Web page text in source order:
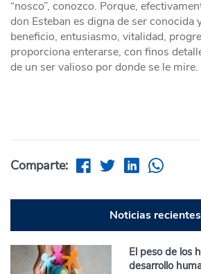
“nosco”, conozco. Porque,
don Esteban es digna de ser conocida
beneficio, entusiasmo, vitalidad,
proporciona enterarse, con finos
de un ser valioso por donde se le mire.
Comparte:
Noticias recientes
El peso de los
desarrollo